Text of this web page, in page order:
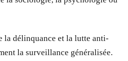
la délinquance et la lutte anti-
la surveillance généralisée.